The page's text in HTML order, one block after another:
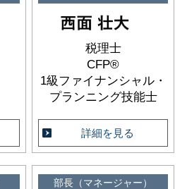
税理士
CFP®
1級ファイナンシャル・
プランニング技能士
詳細を見る
部長（マネージャー）